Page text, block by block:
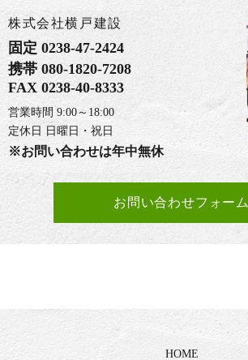
株式会社横戸建設
固定 0238-47-2424
携帯 080-1820-7208
FAX 0238-40-8333
営業時間 9:00～18:00
定休日 日曜日・祝日
※お問い合わせは年中無休
お問い合わせフォーム
HOME